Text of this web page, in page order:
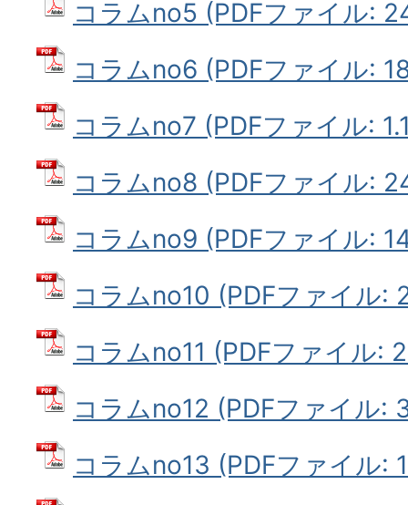
コラムno5 (PDFファイル:
コラムno6 (PDFファイル:
コラムno7 (PDFファイル:
コラムno8 (PDFファイル:
コラムno9 (PDFファイル:
コラムno10 (PDFファイル:
コラムno11 (PDFファイル:
コラムno12 (PDFファイル:
コラムno13 (PDFファイル: